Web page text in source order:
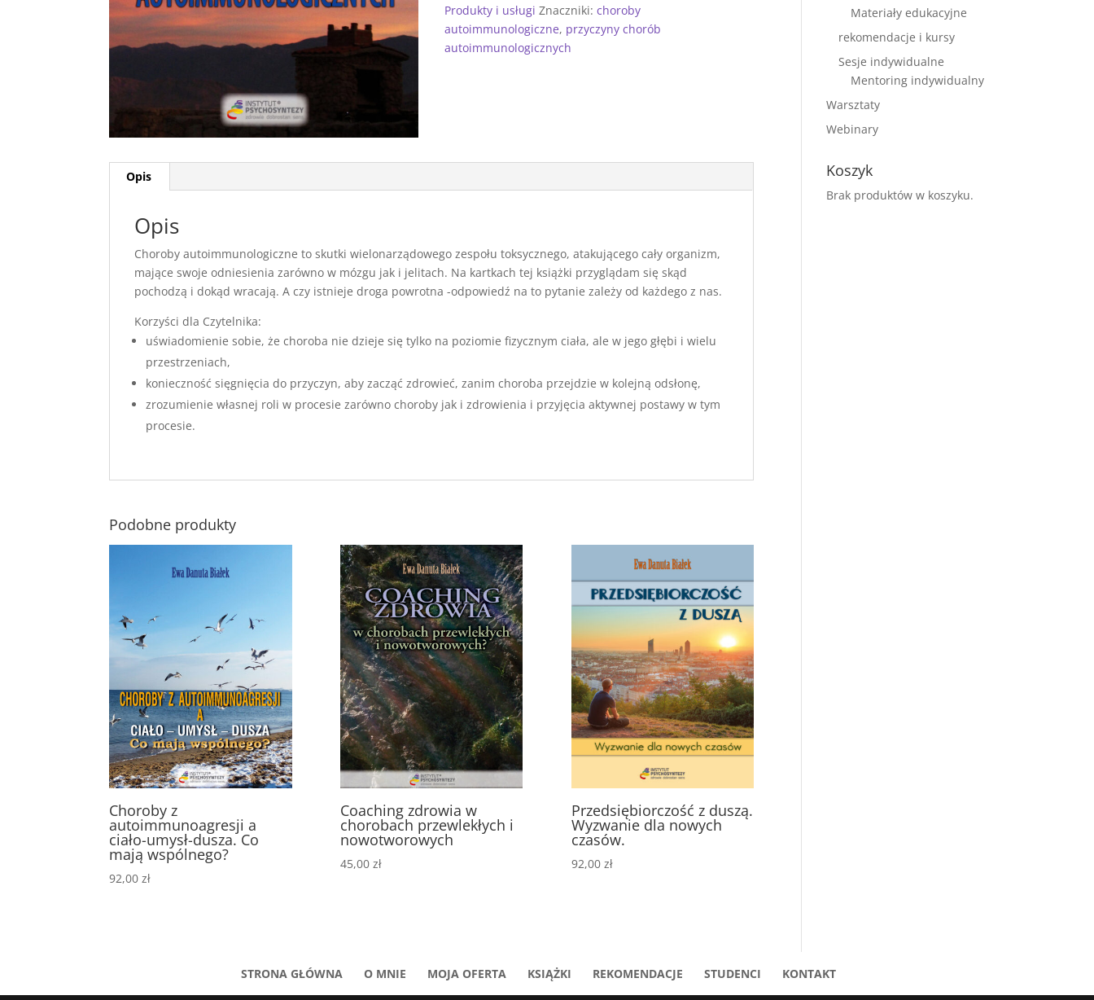
Produkty i usługi Znaczniki:choroby
autoimmunologiczne, przyczyny chorób
autoimmunologicznych
Opis
Opis
Choroby autoimmunologiczne to skutki wielonarządowego zespołu toksycznego, atakującego cały organizm,
mające swoje odniesienia zarówno w mózgu jak i jelitach. Na kartkach tej książki przyglądam się skąd
pochodzą i dokąd wracają. A czy istnieje droga powrotna -odpowiedź na to pytanie zależy od każdego z nas.
Korzyści dla Czytelnika:
uświadomienie sobie, że choroba nie dzieje się tylko na poziomie fizycznym ciała, ale w jego głębi i wielu
przestrzeniach,
konieczność sięgnięcia do przyczyn, aby zacząć zdrowieć, zanim choroba przejdzie w kolejną odsłonę,
zrozumienie własnej roli w procesie zarówno choroby jak i zdrowienia i przyjęcia aktywnej postawy w tym
procesie.
Podobne produkty
Choroby z
autoimmunoagresji a
ciało-umysł-dusza. Co
mają wspólnego?
92,00zł
Coaching zdrowia w
chorobach przewlekłych i
nowotworowych
45,00 zł
Przedsiębiorczość z duszą.
Wyzwanie dla nowych
czasów.
92,00 zł
Materiały edukacyjne
rekomendacje i kursy
Sesje indywidualne
Mentoring indywidualny
Warsztaty
Webinary
Koszyk
Brak produktów w koszyku.
STRONA GŁÓWNA O MNIE MOJA OFERTA KSIĄŻKI REKOMENDACJE STUDENCI KONTAKT